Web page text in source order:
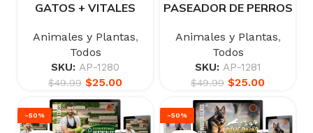
GATOS + VITALES
Animales y Plantas,
Todos
SKU: AP-1280
$49.99 $25.00
PASEADOR DE PERROS
Animales y Plantas,
Todos
SKU: AP-1281
$49.99 $25.00
-50% -50%